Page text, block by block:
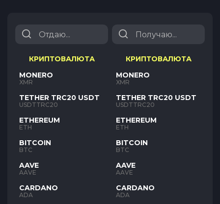
КРИПТОВАЛЮТА
MONERO
XMR
TETHER TRC20 USDT
USDTTRC20
ETHEREUM
ETH
BITCOIN
BTC
AAVE
AAVE
CARDANO
ADA
КРИПТОВАЛЮТА
MONERO
XMR
TETHER TRC20 USDT
USDTTRC20
ETHEREUM
ETH
BITCOIN
BTC
AAVE
AAVE
CARDANO
ADA